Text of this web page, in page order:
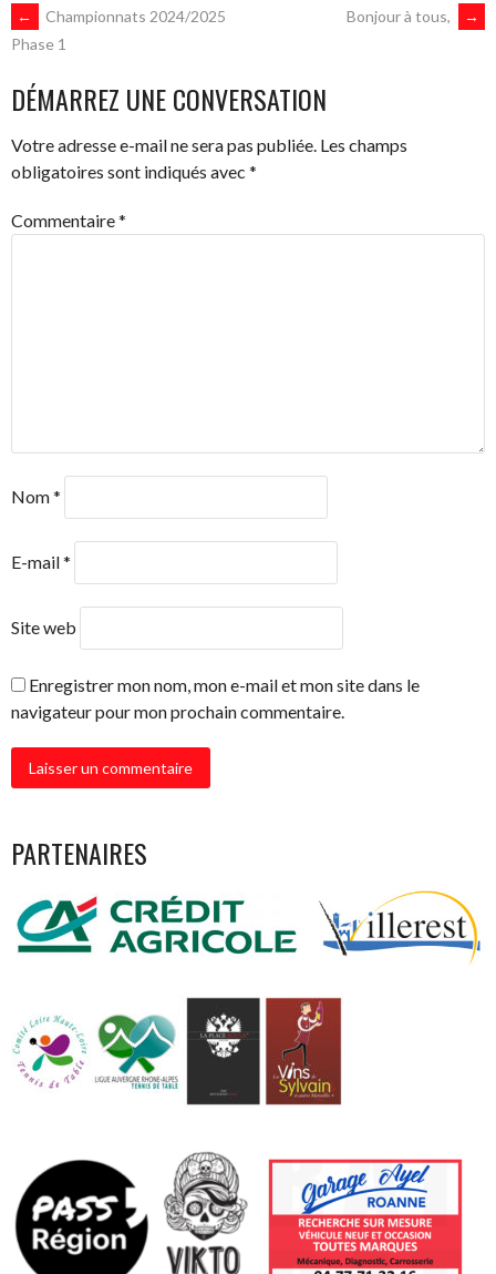
NAVIGATION
DES
ARTICLES
←
Championnats 2024/2025
Phase 1
Bonjour à tous, →
DÉMARREZ UNE CONVERSATION
Votre adresse e-mail ne sera pas publiée. Les champs
obligatoires sont indiqués avec *
Commentaire*
Nom*
E-mail*
Site web
Enregistrer mon nom, mon e-mail et mon site dans le
navigateur pour mon prochain commentaire.
PARTENAIRES